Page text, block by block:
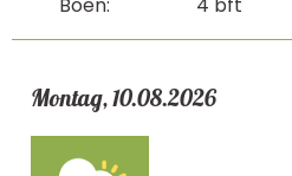
Montag, 10.08.2026